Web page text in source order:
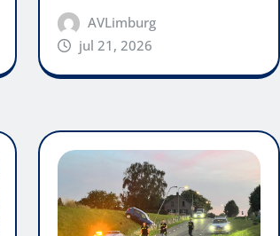
AVLimburg
jul 21, 2026